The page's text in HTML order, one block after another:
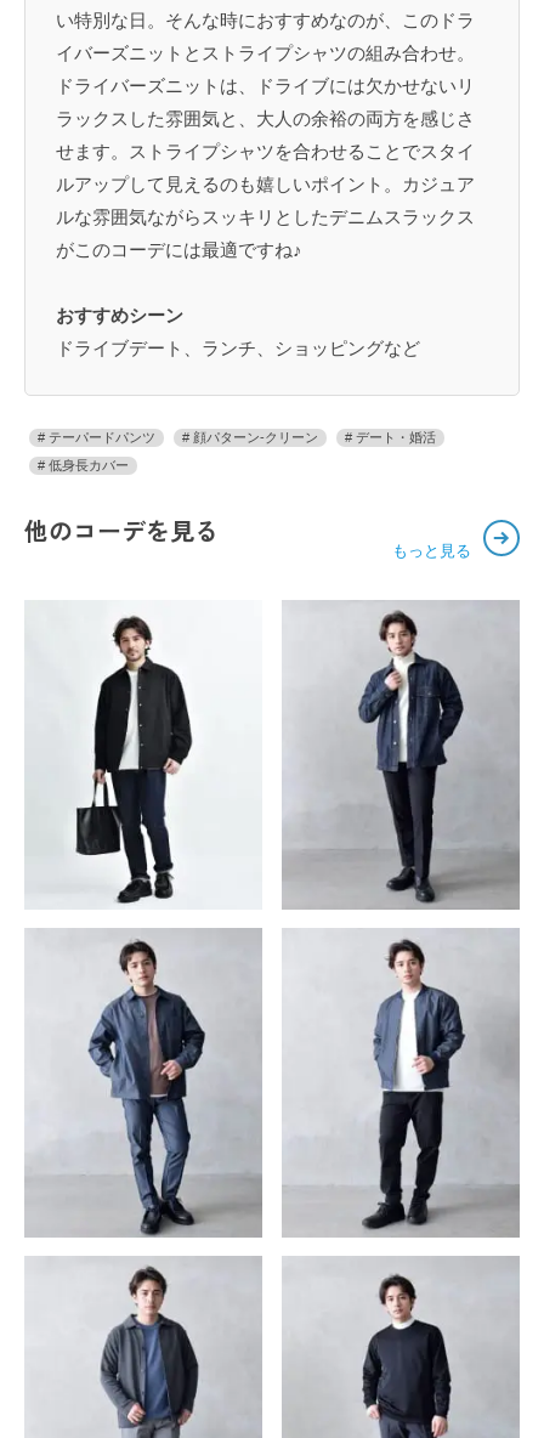
い特別な日。そんな時におすすめなのが、このドラ
イバーズニットとストライプシャツの組み合わせ。
ドライバーズニットは、ドライブには欠かせないリ
ラックスした雰囲気と、大人の余裕の両方を感じさ
せます。ストライプシャツを合わせることでスタイ
ルアップして見えるのも嬉しいポイント。カジュア
ルな雰囲気ながらスッキリとしたデニムスラックス
がこのコーデには最適ですね♪
おすすめシーン
ドライブデート、ランチ、ショッピングなど
テーパードパンツ 顔パターン-クリーン
デート・婚活
低身長カバー
他のコーデを見る
もっと見る